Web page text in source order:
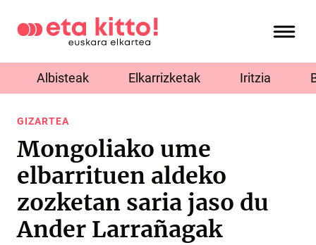
Albisteak Elkarrizketak Iritzia
GIZARTEA
Mongoliako ume
elbarrituen aldeko
zozketan saria jaso du
Ander Larrañagak